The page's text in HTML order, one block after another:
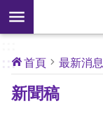
前往主要內容區塊
搜
尋
開
新
核
心
人
:::
首頁 最新消息
新聞稿